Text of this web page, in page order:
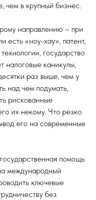
чем в крупный бизнес.
направлению – при
есть «ноу-хау», патент,
государство
налоговые каникулы,
раз выше, чем у
над чем подумать,
рискованные
их некому. Что резко
его на современные
помощь
международный
ключевые
без